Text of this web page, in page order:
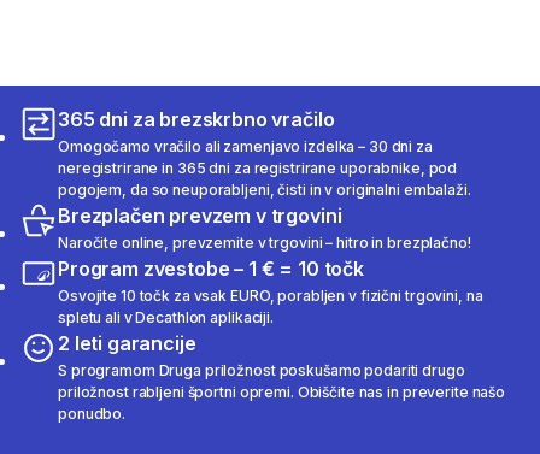
365 dni za brezskrbno vračilo
Omogočamo vračilo ali zamenjavo izdelka – 30 dni za
neregistrirane in 365 dni za registrirane uporabnike, pod
pogojem, da so neuporabljeni, čisti in v originalni embalaži.
Brezplačen prevzem v trgovini
Naročite online, prevzemite v trgovini – hitro in brezplačno!
Program zvestobe – 1 € = 10 točk
Osvojite 10 točk za vsak EURO, porabljen v fizični trgovini, na
spletu ali v Decathlon aplikaciji.
2 leti garancije
S programom Druga priložnost poskušamo podariti drugo
priložnost rabljeni športni opremi. Obiščite nas in preverite našo
ponudbo.